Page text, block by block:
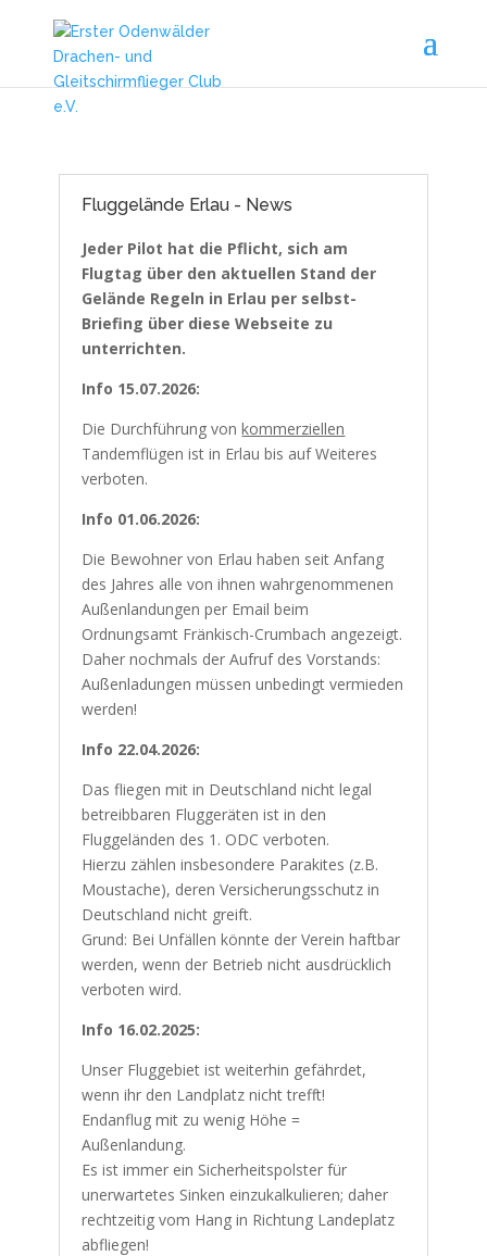
Fluggelände Erlau - News
Jeder Pilot hat die Pflicht, sich am
Flugtag über den aktuellen Stand der
Gelände Regeln in Erlau per selbst-
Briefing über diese Webseite zu
unterrichten.
Info 15.07.2026:
Die Durchführung vonkommerziellen
Tandemflügen ist in Erlau bis auf Weiteres
verboten.
Info 01.06.2026:
Die Bewohner von Erlau haben seit Anfang
des Jahres alle von ihnen wahrgenommenen
Außenlandungen per Email beim
Ordnungsamt Fränkisch-Crumbach angezeigt.
Daher nochmals der Aufruf des Vorstands:
Außenladungen müssen unbedingt vermieden
werden!
Info 22.04.2026:
Das fliegen mit in Deutschland nicht legal
betreibbaren Fluggeräten ist in den
Fluggeländen des 1. ODC verboten.
Hierzu zählen insbesondere Parakites (z.B.
Moustache), deren Versicherungsschutz in
Deutschland nicht greift.
Grund: Bei Unfällen könnte der Verein haftbar
werden, wenn der Betrieb nicht ausdrücklich
verboten wird.
Info 16.02.2025:
Unser Fluggebiet ist weiterhin gefährdet,
wenn ihr den Landplatz nicht trefft!
Endanflug mit zu wenig Höhe =
Außenlandung.
Es ist immer ein Sicherheitspolster für
unerwartetes Sinken einzukalkulieren; daher
rechtzeitig vom Hang in Richtung Landeplatz
abfliegen!